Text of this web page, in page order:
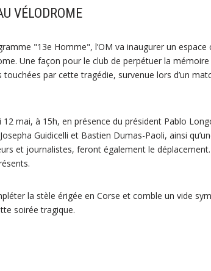
VÉLODROME
"13e Homme", l’OM va inaugurer un
Une façon pour le club de perpétuer la
par cette tragédie, survenue lors d’un
mai, à 15h, en présence du président Pablo
Guidicelli et Bastien Dumas-Paoli, ainsi
et journalistes, feront également le
la stèle érigée en Corse et comble un vide
soirée tragique.